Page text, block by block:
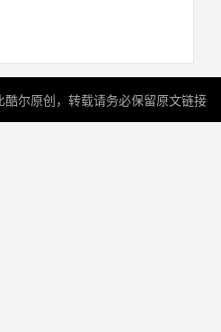
尔原创，转载请务必保留原文链接